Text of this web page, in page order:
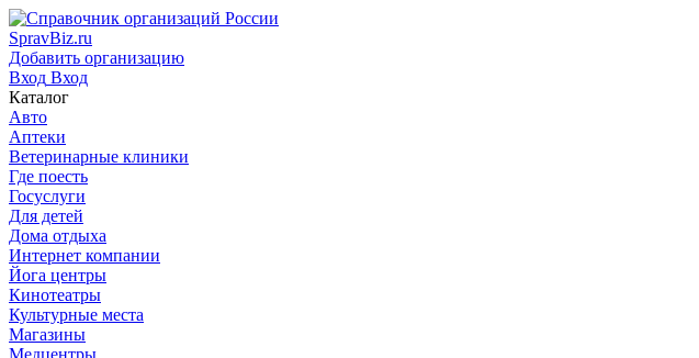
SpravBiz.ru
Добавить организацию
Вход Вход
Каталог
Авто
Аптеки
Ветеринарные клиники
Где поесть
Госуслуги
Для детей
Дома отдыха
Интернет компании
Йога центры
Кинотеатры
Культурные места
Магазины
Медцентры